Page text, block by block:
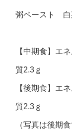
粥ペースト 白
【中期食】エ
質2.3ｇ
【後期食】エ
質2.3ｇ
（写真は後期